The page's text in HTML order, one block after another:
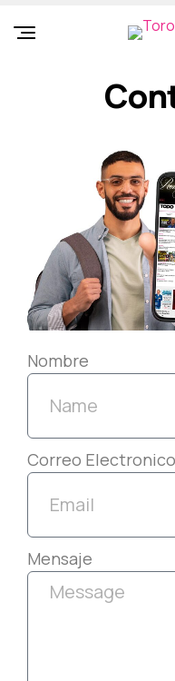
Nombre
Correo Electronico
Mensaje